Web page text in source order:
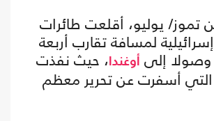
تموز/ يوليو، أقلعت طائرات
لمسافة تقارب أربعة
وصولا إلى أوغندا ، حيث نفذت
التي أسفرت عن تحرير معظم